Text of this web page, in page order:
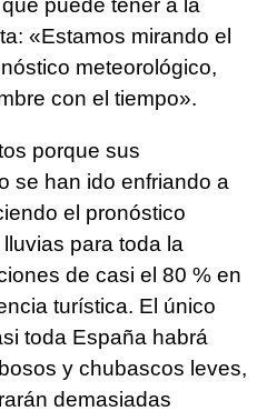
puede tener a la
«Estamos mirando el
meteorológico,
con el tiempo».
porque sus
se han ido enfriando a
el pronóstico
para toda la
de casi el 80 % en
turística. El único
toda España habrá
y chubascos leves,
demasiadas